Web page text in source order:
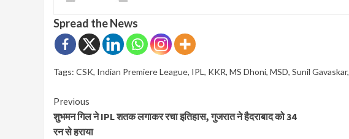
Spread the News
Tags: CSK, Indian Premiere League, IPL , KKR, MS Dhoni, MSD, Sunil Gavaskar,
Continue
Reading
Previous
शुभमन गिल ने IPL शतक लगाकर रचा इतिहास, गुजरात ने हैदराबाद को 34
रन से हराया